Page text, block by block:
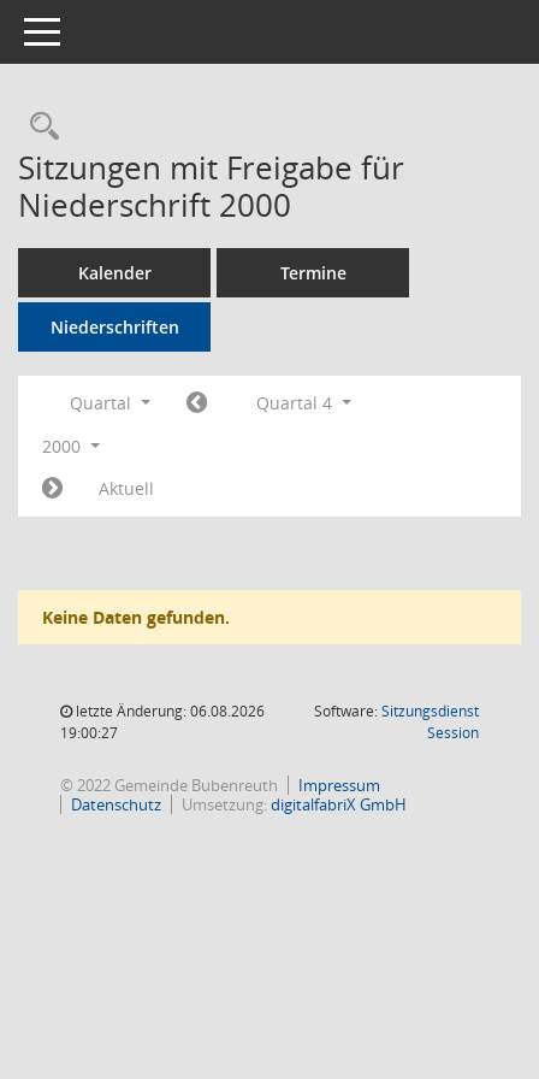
Toggle navigation
Rechercheauswahl
Sitzungen mit Freigabe für
Niederschrift 2000
Kalender Termine
Niederschriften
Quartal
Quartal 4
2000
Aktuell
Keine Daten gefunden.
letzte Änderung: 06.08.2026
19:00:27
Software:Sitzungsdienst
Session(Wird in
© 2022 Gemeinde Bubenreuth
Impressum
Datenschutz
Umsetzung:digitalfabriX GmbH